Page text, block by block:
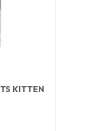
KITTEN